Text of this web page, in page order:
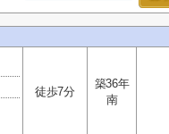
徒歩7分
築36年
南